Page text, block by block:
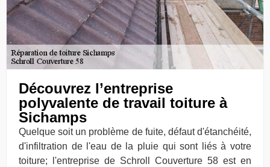
Découvrez l’entreprise
polyvalente de travail toiture à
Sichamps
Quelque soit un problème de fuite, défaut d'étanchéité,
d'infiltration de l'eau de la pluie qui sont liés à votre
toiture; l'entreprise de Schroll Couverture 58 est en